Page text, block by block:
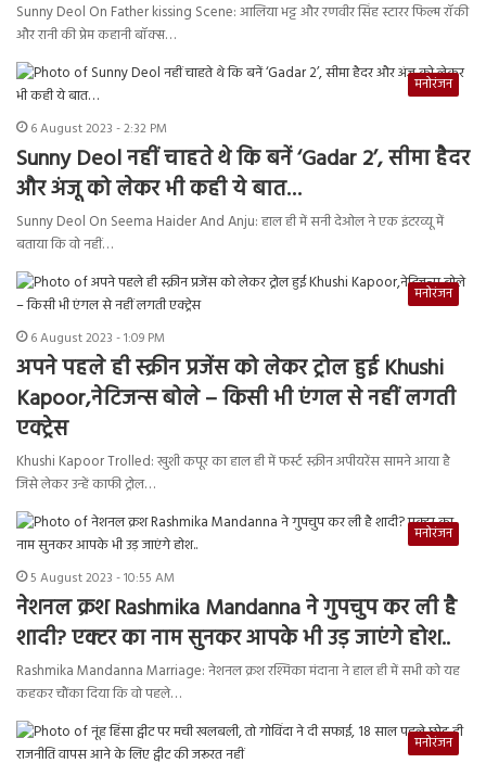
Sunny Deol On Father kissing Scene: आलिया भट्ट और रणवीर सिंह स्टारर फिल्म रॉकी
और रानी की प्रेम कहानी बॉक्स…
मनोरंजन
6 August 2023 - 2:32 PM
Sunny Deol नहीं चाहते थे कि बनें ‘Gadar 2’, सीमा हैदर
और अंजू को लेकर भी कही ये बात…
Sunny Deol On Seema Haider And Anju: हाल ही में सनी देओल ने एक इंटरव्यू में
बताया कि वो नहीं…
मनोरंजन
6 August 2023 - 1:09 PM
अपने पहले ही स्क्रीन प्रजेंस को लेकर ट्रोल हुई Khushi
Kapoor,नेटिजन्स बोले – किसी भी एंगल से नहीं लगती
एक्ट्रेस
Khushi Kapoor Trolled: खुशी कपूर का हाल ही में फर्स्ट स्क्रीन अपीयरेंस सामने आया है
जिसे लेकर उन्हें काफी ट्रोल…
मनोरंजन
5 August 2023 - 10:55 AM
नेशनल क्रश Rashmika Mandanna ने गुपचुप कर ली है
शादी? एक्टर का नाम सुनकर आपके भी उड़ जाएंगे होश..
Rashmika Mandanna Marriage: नेशनल क्रश रश्मिका मंदाना ने हाल ही में सभी को यह
कहकर चौंका दिया कि वो पहले…
मनोरंजन